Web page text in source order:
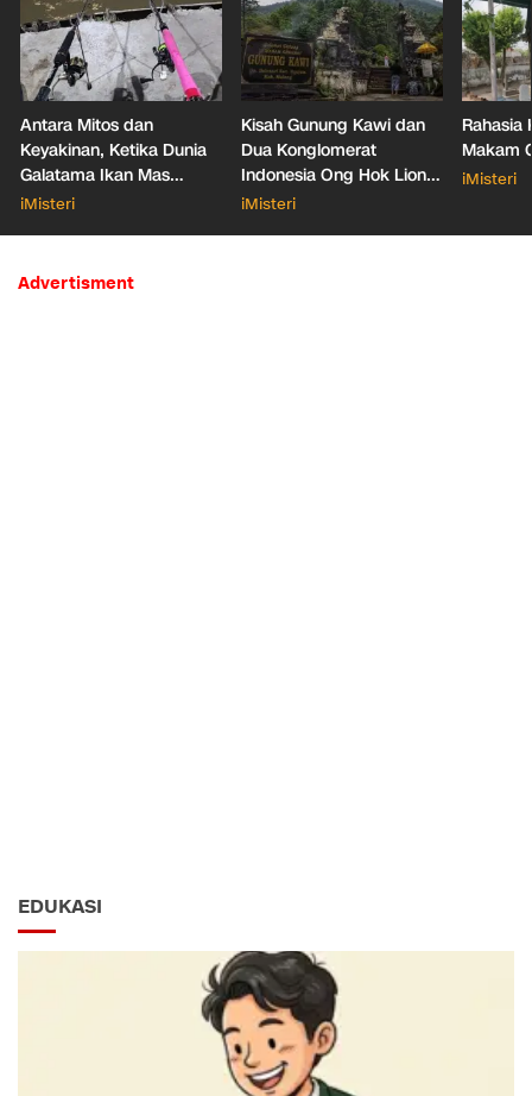
Antara Mitos dan
Keyakinan, Ketika Dunia
Galatama Ikan Mas
Bersentuhan dengan Hal
iMisteri
Kisah Gunung Kawi dan
Dua Konglomerat
Indonesia Ong Hok Liong
hingga Liem Sioe Liong
iMisteri
Rahasia
Makam
iMisteri
Advertisment
EDUKASI